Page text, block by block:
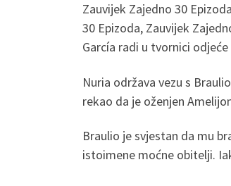
Zauvijek Zajedno 30
30 Epizoda, Zauvijek
García radi u tvornici odjeće
Nuria održava vezu s
rekao da je oženjen
Braulio je svjestan da mu
istoimene moćne obitelji.